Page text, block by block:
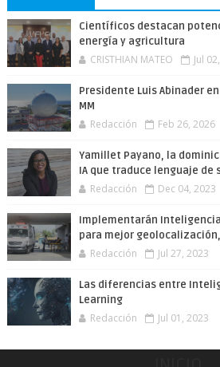
Científicos destacan
energía y agricultura
CRISTHIAN MATEO Jul
Presidente Luis Abinader
MM
Redacción Feb 26, 2026
Yamillet Payano, la
IA que traduce lenguaje de
Redacción Dec 04, 2023
Implementarán
para mejor
Redacción Jul 27, 2023
Las diferencias entre
Learning
Redacción Jul 01, 2023